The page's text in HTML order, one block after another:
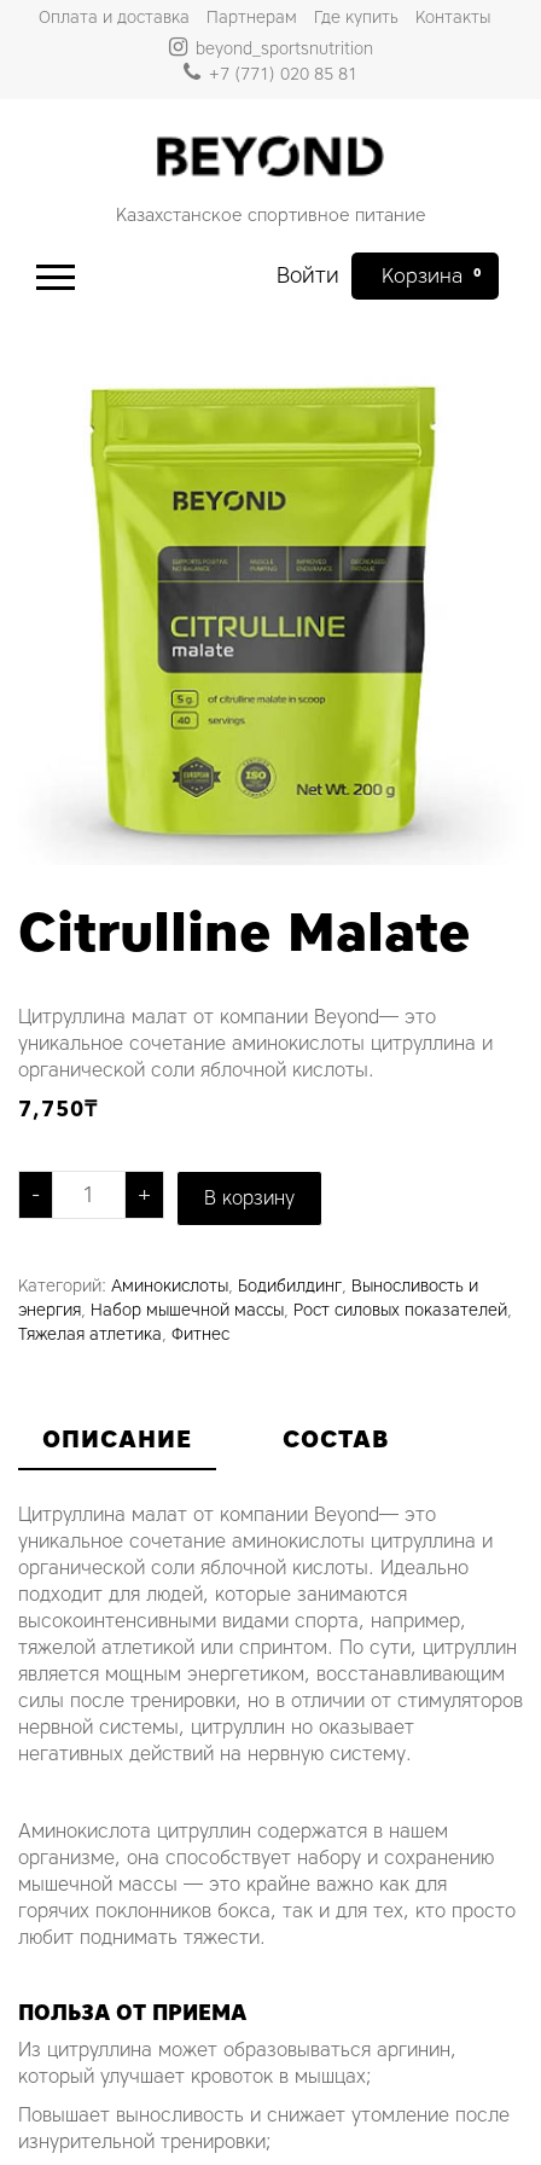
Оплата и доставка Партнерам Где купить
Контакты
beyond_sportsnutrition
+7 (771) 020 85 81
Казахстанское спортивное питание
0
Войти
Citrulline Malate
Цитруллина малат от компании Beyond— это
уникальное сочетание аминокислоты цитруллина и
органической соли яблочной кислоты.
7,750₸
- Количество товара Citrulline Malate
+ В корзину
Категорий: Аминокислоты, Бодибилдинг, Выносливость и
энергия, Набор мышечной массы, Рост силовых показателей,
Тяжелая атлетика, Фитнес
ОПИСАНИЕ СОСТАВ
Цитруллина малат от компании Beyond— это
уникальное сочетание аминокислоты цитруллина и
органической соли яблочной кислоты. Идеально
подходит для людей, которые занимаются
высокоинтенсивными видами спорта, например,
тяжелой атлетикой или спринтом. По сути, цитруллин
является мощным энергетиком, восстанавливающим
силы после тренировки, но в отличии от стимуляторов
нервной системы, цитруллин но оказывает
негативных действий на нервную систему.
Аминокислота цитруллин содержатся в нашем
организме, она способствует набору и сохранению
мышечной массы — это крайне важно как для
горячих поклонников бокса, так и для тех, кто просто
любит поднимать тяжести.
ПОЛЬЗА ОТ ПРИЕМА
Из цитруллина может образовываться аргинин,
который улучшает кровоток в мышцах;
Повышает выносливость и снижает утомление после
изнурительной тренировки;